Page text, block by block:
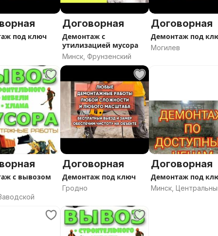
под ключ
Договорная
Демонтаж с
утилизацией мусора
Минск, Фрунзенский
Договорная
Демонтаж под
Могилев
с вывозом
Договорная
Демонтаж под ключ
Гродно
Договорная
Демонтаж под
Минск,